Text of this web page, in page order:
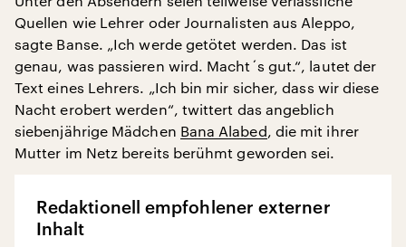
Quellen wie Lehrer oder Journalisten aus Aleppo,
sagte Banse. „Ich werde getötet werden. Das ist
genau, was passieren wird. Macht´s gut.“, lautet der
Text eines Lehrers. „Ich bin mir sicher, dass wir diese
Nacht erobert werden“, twittert das angeblich
siebenjährige Mädchen Bana Alabed, die mit ihrer
Mutter im Netz bereits berühmt geworden sei.
Redaktionell empfohlener externer
Inhalt